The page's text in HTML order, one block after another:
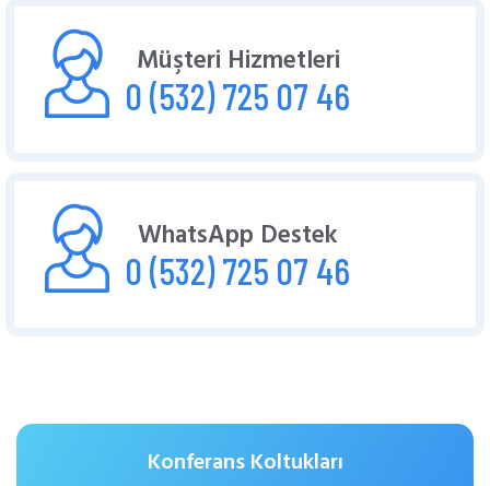
Müşteri Hizmetleri
0 (532) 725 07 46
WhatsApp Destek
0 (532) 725 07 46
Konferans Koltukları